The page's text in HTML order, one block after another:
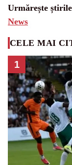
Urmărește
News
CELE MAI
1